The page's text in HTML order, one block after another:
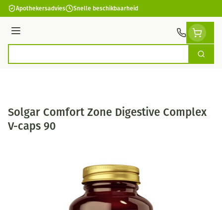
Ga naar de inhoud
Apothekersadvies Snelle beschikbaarheid
Menu
Zoek
Solgar Comfort Zone Digestive Complex
V-caps 90